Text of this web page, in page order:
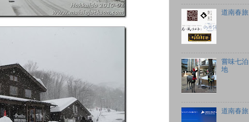
道南春
嘗味七
地
道南春